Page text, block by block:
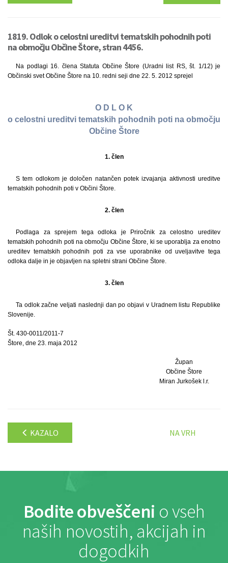
1819. Odlok o celostni ureditvi tematskih pohodnih poti
na območju Občine Štore, stran 4456.
Na podlagi 16. člena Statuta Občine Štore (Uradni list RS, št. 1/12) je
Občinski svet Občine Štore na 10. redni seji dne 22. 5. 2012 sprejel
O D L O K
o celostni ureditvi tematskih pohodnih poti na območju
Občine Štore
1. člen
S tem odlokom je določen natančen potek izvajanja aktivnosti ureditve
tematskih pohodnih poti v Občini Štore.
2. člen
Podlaga za sprejem tega odloka je Priročnik za celostno ureditev
tematskih pohodnih poti na območju Občine Štore, ki se uporablja za enotno
ureditev tematskih pohodnih poti za vse uporabnike od uveljavitve tega
odloka dalje in je objavljen na spletni strani Občine Štore.
3. člen
Ta odlok začne veljati naslednji dan po objavi v Uradnem listu Republike
Slovenije.
Št. 430-0011/2011-7
Štore, dne 23. maja 2012
Župan
Občine Štore
Miran Jurkošek l.r.
KAZALO NA VRH
Bodite obveščeni o vseh
naših novostih, akcijah in
dogodkih